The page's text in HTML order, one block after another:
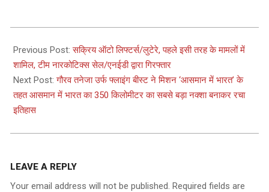
01-
27
Previous Post:सक्रिय ऑटो लिफ्टर्स/लुटेरे, पहले इसी तरह के मामलों में
शामिल, टीम नारकोटिक्स सेल/एनईडी द्वारा गिरफ्तार
Next Post:गौरव तनेजा उर्फ फ्लाइंग बीस्ट ने मिशन ‘आसमान में भारत’ के
तहत आसमान में भारत का 350 किलोमीटर का सबसे बड़ा नक्शा बनाकर रचा
इतिहास
LEAVE A REPLY
Your email address will not be published. Required fields are